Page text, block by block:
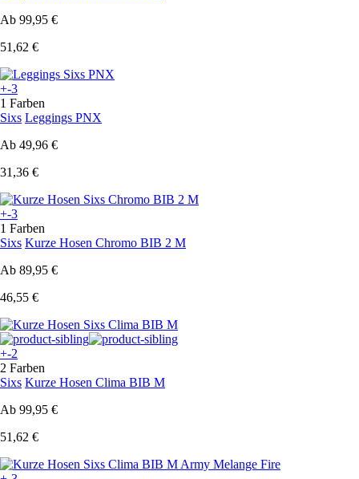
Ab 99,95 €
51,62 €
+-3
1 Farben
Sixs Leggings PNX
Ab 49,96 €
31,36 €
+-3
1 Farben
Sixs Kurze Hosen Chromo BIB 2 M
Ab 89,95 €
46,55 €
+-2
2 Farben
Sixs Kurze Hosen Clima BIB M
Ab 99,95 €
51,62 €